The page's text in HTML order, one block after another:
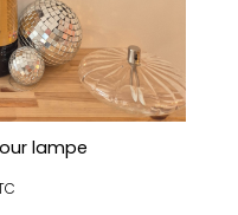
lampe